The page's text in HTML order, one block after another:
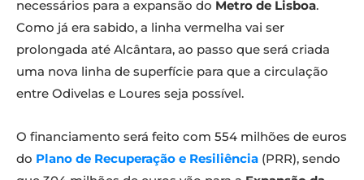
necessários para a expansão do Metro de Lisboa.
Como já era sabido, a linha vermelha vai ser
prolongada até Alcântara, ao passo que será criada
uma nova linha de superfície para que a circulação
entre Odivelas e Loures seja possível.
O financiamento será feito com 554 milhões de euros
do Plano de Recuperação e Resiliência (PRR), sendo